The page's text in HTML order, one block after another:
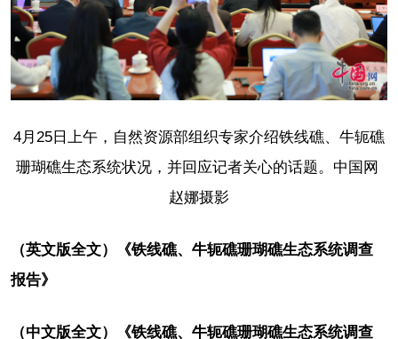
4月25日上午，自然资源部组织专家介绍铁线礁、牛轭礁
珊瑚礁生态系统状况，并回应记者关心的话题。中国网
赵娜摄影
（英文版全文）《铁线礁、牛轭礁珊瑚礁生态系统调查
报告》
（中文版全文）《铁线礁、牛轭礁珊瑚礁生态系统调查